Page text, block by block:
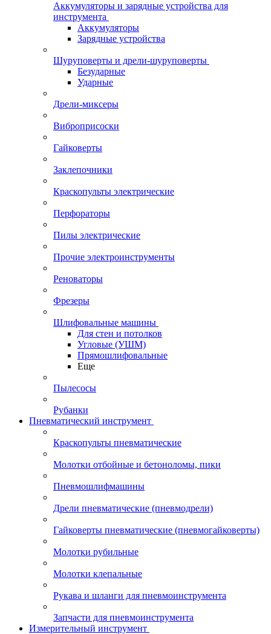
Аккумуляторы и зарядные устройства для
инструмента
Аккумуляторы
Зарядные устройства
Шуруповерты и дрели-шуруповерты
Безударные
Ударные
Дрели-миксеры
Виброприсоски
Гайковерты
Заклепочники
Краскопульты электрические
Перфораторы
Пилы электрические
Прочие электроинструменты
Реноваторы
Фрезеры
Шлифовальные машины
Для стен и потолков
Угловые (УШМ)
Прямошлифовальные
Еще
Пылесосы
Рубанки
Пневматический инструмент
Краскопульты пневматические
Молотки отбойные и бетоноломы, пики
Пневмошлифмашины
Дрели пневматические (пневмодрели)
Гайковерты пневматические (пневмогайковерты)
Молотки рубильные
Молотки клепальные
Рукава и шланги для пневмоинструмента
Запчасти для пневмоинструмента
Измерительный инструмент